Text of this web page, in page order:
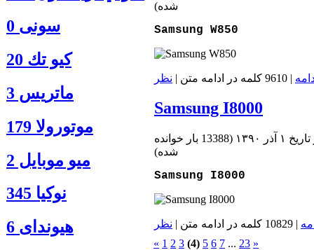
سونی 0
كيو تك 20
ماتريس 3
موتورولا 179
ميو موبايل 2
نوكيا 345
هیوندای 6
شده)
Samsung W850
| 9610 کلمه در ادامه متن | نظر
Samsung I8000
۱ آذر ۱۳۹۰ (
13388 بار خوانده
شده)
Samsung I8000
| 10829 کلمه در ادامه متن |
نظر
« 1 2 3 (4) 5 6 7 ... 23 »